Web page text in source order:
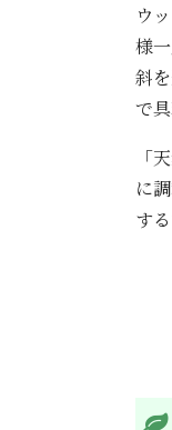
ウ
様
斜
で
「
に
す